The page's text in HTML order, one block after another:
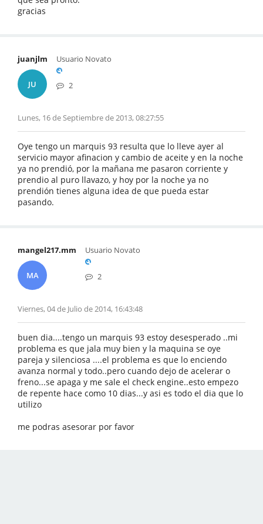
gracias
juanjlm
JU
Usuario Novato
2
Lunes, 16 de Septiembre de 2013, 08:27:55
Oye tengo un marquis 93 resulta que lo lleve ayer al
servicio mayor afinacion y cambio de aceite y en la noche
ya no prendió, por la mañana me pasaron corriente y
prendio al puro llavazo, y hoy por la noche ya no
prendión tienes alguna idea de que pueda estar
pasando.
mangel217.mm
MA
Usuario Novato
2
Viernes, 04 de Julio de 2014, 16:43:48
buen dia....tengo un marquis 93 estoy desesperado ..mi
problema es que jala muy bien y la maquina se oye
pareja y silenciosa ....el problema es que lo enciendo
avanza normal y todo..pero cuando dejo de acelerar o
freno...se apaga y me sale el check engine..esto empezo
de repente hace como 10 dias...y asi es todo el dia que lo
utilizo
me podras asesorar por favor